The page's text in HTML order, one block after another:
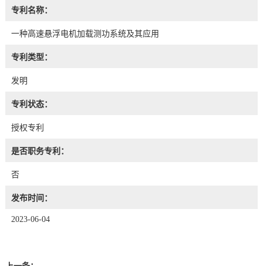
专利名称：
一种高速悬浮电机加载测功系统及其应用
专利类型：
发明
专利状态：
授权专利
是否职务专利：
否
发布时间：
2023-06-04